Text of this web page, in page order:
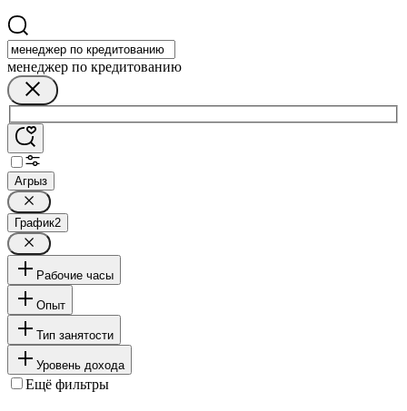
менеджер по кредитованию
Агрыз
График2
Рабочие часы
Опыт
Тип занятости
Уровень дохода
Ещё фильтры